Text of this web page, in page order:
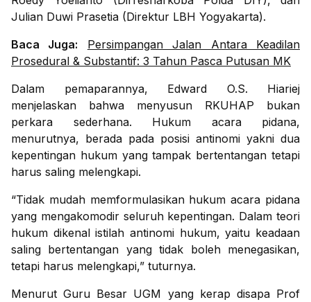
Julian Duwi Prasetia (Direktur LBH Yogyakarta).
Baca Juga:
Persimpangan Jalan Antara Keadilan
Prosedural & Substantif: 3 Tahun Pasca Putusan MK
Dalam pemaparannya, Edward O.S. Hiariej
menjelaskan bahwa menyusun RKUHAP bukan
perkara sederhana. Hukum acara pidana,
menurutnya, berada pada posisi antinomi yakni dua
kepentingan hukum yang tampak bertentangan tetapi
harus saling melengkapi.
“Tidak mudah memformulasikan hukum acara pidana
yang mengakomodir seluruh kepentingan. Dalam teori
hukum dikenal istilah antinomi hukum, yaitu keadaan
saling bertentangan yang tidak boleh menegasikan,
tetapi harus melengkapi,” tuturnya.
Menurut Guru Besar UGM yang kerap disapa Prof